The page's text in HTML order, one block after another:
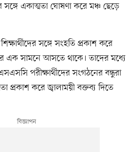
সঙ্গে একাত্মতা ঘোষণা করে মঞ্চ ছেড়ে
সঙ্গে সংহতি প্রকাশ করে
এক সামনে আসতে থাকে। তাদের মধ্যে
পরীক্ষার্থীদের সংগঠনের বন্ধুরা
প্রকাশ করে জ্বালাময়ী বক্তব্য দিতে